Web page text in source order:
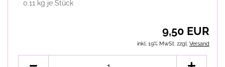
0.11 kg je Stück
9,50 EUR
inkl. 19% MwSt. zzgl. Versand